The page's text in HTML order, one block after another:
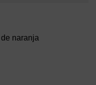
naranja